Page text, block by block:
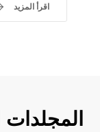
اقرأ المزيد